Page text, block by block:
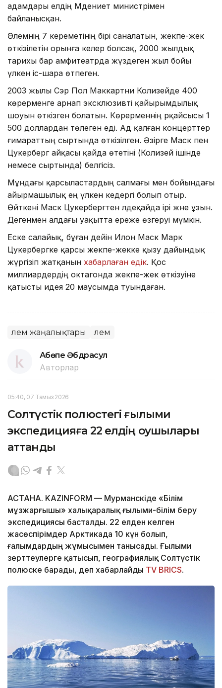
адамдары елдің Мәдениет министрімен
байланысқан.
Әлемнің 7 кереметінің бірі саналатын, жекпе-жек
өткізілетін орынға келер болсақ, 2000 жылдық
тарихы бар амфитеатрда жүздеген жыл бойы
үлкен іс-шара өтпеген.
2003 жылы Сэр Пол Маккартни Колизейде 400
көрерменге арнап эксклюзивті қайырымдылық
шоуын өткізген болатын. Көрерменнің әрқайсысы 1
500 доллардан төлеген еді. Ад қалған концерттер
ғимараттың сыртында өткізілген. Әзірге Маск пен
Цукерберг айқасы қайда өтетіні (Колизей ішінде
немесе сыртында) белгісіз.
Мұндағы қарсыластардың салмағы мен бойындағы
айырмашылық ең үлкен кедергі болып отыр.
Өйткені Маск Цукербергтен әлдеқайда ірі және ұзын.
Дегенмен алдағы уақытта ереже өзгеруі мүмкін.
Еске салайық, бұған дейін Илон Маск Марк
Цукербергке қарсы жекпе-жекке қызу дайындық
жүргізіп жатқанын хабарлаған едік. Қос
миллиардердің октагонда жекпе-жек өткізуіне
қатысты идея 20 маусымда туындаған.
Әлем жаңалықтары Әлем
Ақбөпе Әбдрасул
Авторлар
05:40, 07 Тамыз 2026
Солтүстік полюстегі ғылыми
экспедицияға 22 елдің оқушылары
аттанды
АСТАНА. KAZINFORM — Мурманскіде «Білім
мұзжарғышы» халықаралық ғылыми-білім беру
экспедициясы басталды. 22 елден келген
жасөспірімдер Арктикада 10 күн болып,
ғалымдардың жұмысымен танысады. Ғылыми
зерттеулерге қатысып, географиялық Солтүстік
полюске барады, деп хабарлайды TV BRICS.